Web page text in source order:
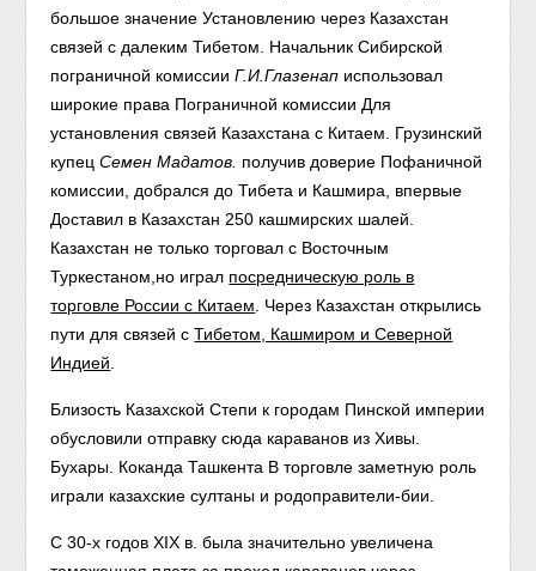
большое значение Установлению через Казахстан
связей с далеким Тибетом. Начальник Сибирской
пограничной комиссииГ.И.Глазенап использовал
широкие права Пограничной комиссии Для
установления связей Казахстана с Китаем. Грузинский
купецСемен Мадатов. получив доверие Пофаничной
комиссии, добрался до Тибета и Кашмира, впервые
Доставил в Казахстан 250 кашмирских шалей.
Казахстан не только торговал с Восточным
Туркестаном,но играл посредническую роль в
торговле России с Китаем . Через Казахстан открылись
пути для связей сТибетом, Кашмиром и Северной
Индией
Близость Казахской Степи к городам Пинской империи
обусловили отправку сюда караванов из Хивы.
Бухары. Коканда Ташкента В торговле заметную роль
играли казахские султаны и родоправители-бии.
С 30-х годов XIX в. была значительно увеличена